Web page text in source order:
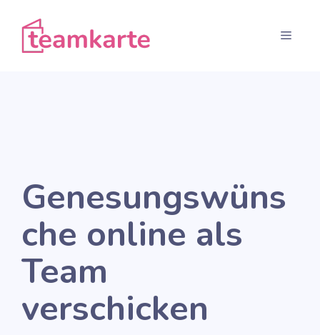
Inhalt
springen
Menü
Genesungswüns
che online als
Team
verschicken